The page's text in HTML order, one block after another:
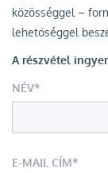
közösséggel –
lehetőséggel
A részvétel
NÉV*
E-MAIL CÍM*